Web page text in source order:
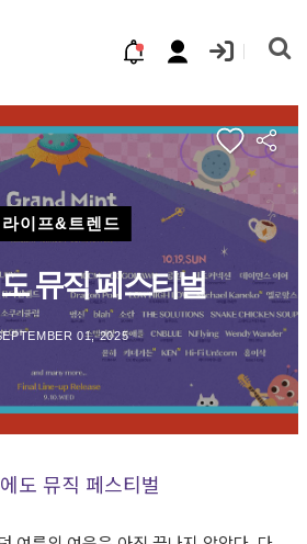
라이프&트렌드
뮤직 페스티벌
01, 2025
도 뮤직 페스티벌